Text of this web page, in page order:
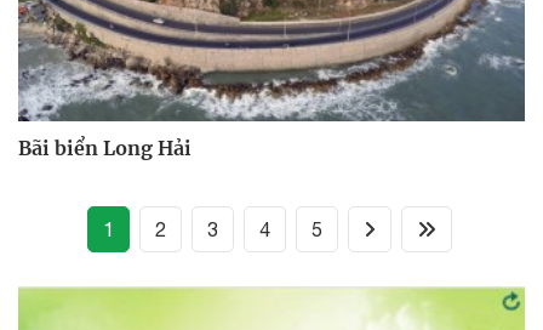
Bãi biển Long Hải
1 (current)
2 3 4 5